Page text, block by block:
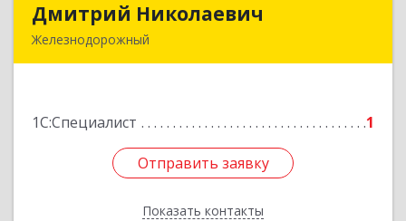
Дмитрий Николаевич
Железнодорожный
1С:Специалист 1
Отправить заявку
Показать контакты
Дмитрий Николаевич
Подробнее
Отправить заявку
Назад